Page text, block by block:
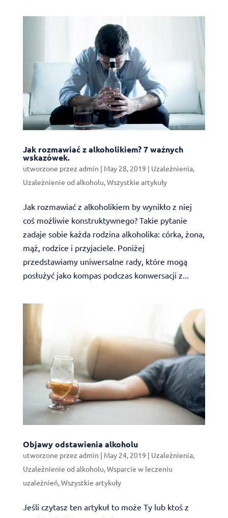
Jak rozmawiać z alkoholikiem? 7 ważnych
wskazówek.
utworzone przez admin | May 28, 2019 | Uzależnienia,
Uzależnienie od alkoholu,Wszystkie artykuły
Jak rozmawiać z alkoholikiem by wynikło z niej
coś możliwie konstruktywnego? Takie pytanie
zadaje sobie każda rodzina alkoholika: córka, żona,
mąż, rodzice i przyjaciele. Poniżej
przedstawiamy uniwersalne rady, które mogą
posłużyć jako kompas podczas konwersacji z...
Objawy odstawienia alkoholu
utworzone przez admin | May 24, 2019 | Uzależnienia,
Uzależnienie od alkoholu,Wsparcie w leczeniu
uzależnień,Wszystkie artykuły
Jeśli czytasz ten artykuł to może Ty lub ktoś z